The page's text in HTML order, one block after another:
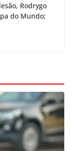
Rodrygo
do Mundo;